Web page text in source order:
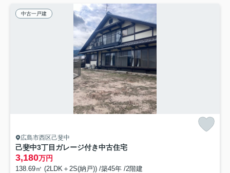
中古一戸建
広島市西区己斐中
己斐中3丁目ガレージ付き中古住宅
3,180万円
138.69㎡ (2LDK＋2S(納戸)) /築45年 /2階建